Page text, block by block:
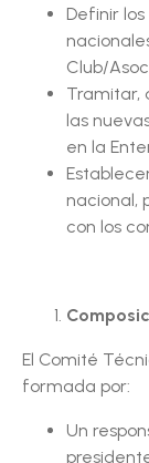
Definir
Club/
Tramitar,
las
en la
nacional,
con los
El Comité
formada por:
Un